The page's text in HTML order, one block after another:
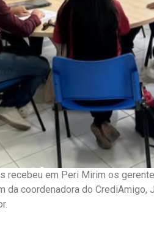
recebeu em Peri Mirim os
da coordenadora do CrediAmigo,